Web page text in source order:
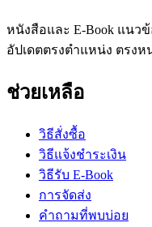
หนังสือและ E-Book แนว
อัปเดตตรงตำแหน่ง ตรงห
ช่วยเหลือ
วิธีสั่งซื้อ
วิธีแจ้งชำระเงิน
วิธีรับ E-Book
การจัดส่ง
คำถามที่พบบ่อย